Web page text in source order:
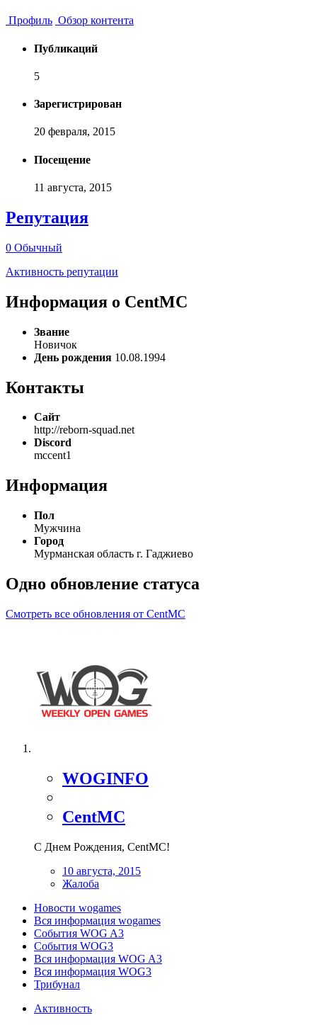
Профиль Обзор контента
Публикаций
5
Зарегистрирован
20 февраля, 2015
Посещение
11 августа, 2015
Репутация
0 Обычный
Активность репутации
Информация о CentMC
Звание
Новичок
День рождения 10.08.1994
Контакты
Сайт
http://reborn-squad.net
Discord
mccent1
Информация
Пол
Мужчина
Город
Мурманская область г. Гаджиево
Одно обновление статуса
Смотреть все обновления от CentMC
WOGINFO
CentMC
С Днем Рождения, CentMC!
10 августа, 2015
Жалоба
Новости wogames
Вся информация wogames
События WOG A3
События WOG3
Вся информация WOG A3
Вся информация WOG3
Трибунал
Активность